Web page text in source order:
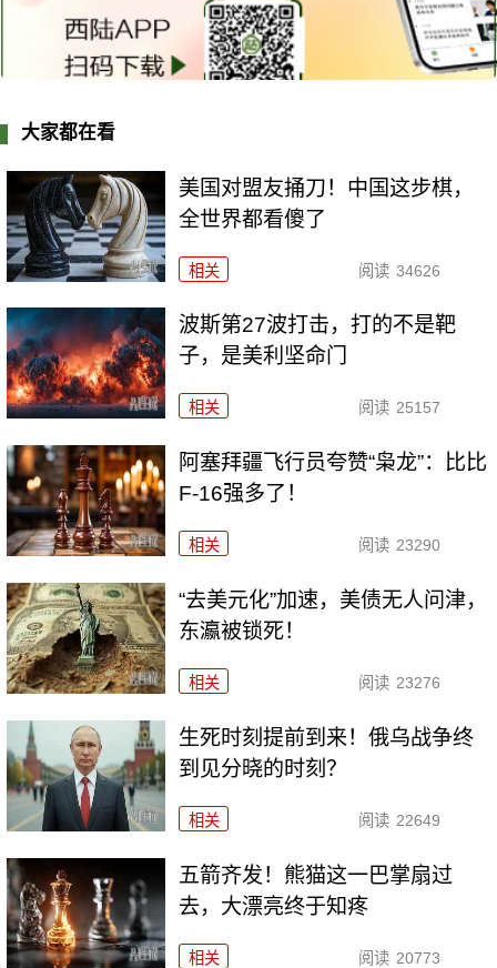
大家都在看
美国对盟友捅刀！中国这步棋，
全世界都看傻了
相关 阅读 34626
波斯第27波打击，打的不是靶
子，是美利坚命门
相关 阅读 25157
阿塞拜疆飞行员夸赞“枭龙”：比比
F-16强多了！
相关 阅读 23290
“去美元化”加速，美债无人问津，
东瀛被锁死！
相关 阅读 23276
生死时刻提前到来！俄乌战争终
到见分晓的时刻？
相关 阅读 22649
五箭齐发！熊猫这一巴掌扇过
去，大漂亮终于知疼
相关 阅读 20773